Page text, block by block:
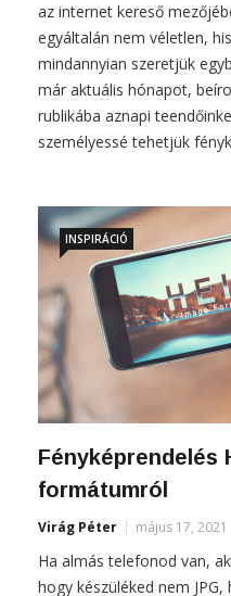
az internet kereső
egyáltalán nem véletlen,
mindannyian szeretjük
már aktuális hónapot,
rublikába aznapi
személyessé tehetjük
INSPIRÁCIÓ
Fényképrendelés
formátumról
Virág Péter május 17, 2021
Ha almás telefonod van,
hogy készüléked nem JPG,